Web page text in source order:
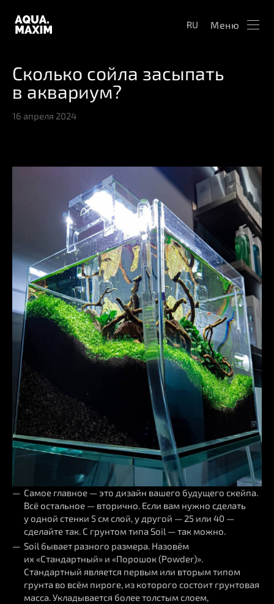
RU Меню
Сколько сойла засыпать
в аквариум?
16 апреля 2024
Самое главное — это дизайн вашего будущего скейпа.
Всё остальное — вторично. Если вам нужно сделать
у одной стенки 5 см слой, у другой — 25 или 40 —
сделайте так. С грунтом типа Soil — так можно.
Soil бывает разного размера. Назовём
их «Стандартный» и «Порошок (Powder)».
Стандартный является первым или вторым типом
грунта во всём пироге, из которого состоит грунтовая
масса. Укладывается более толстым слоем,